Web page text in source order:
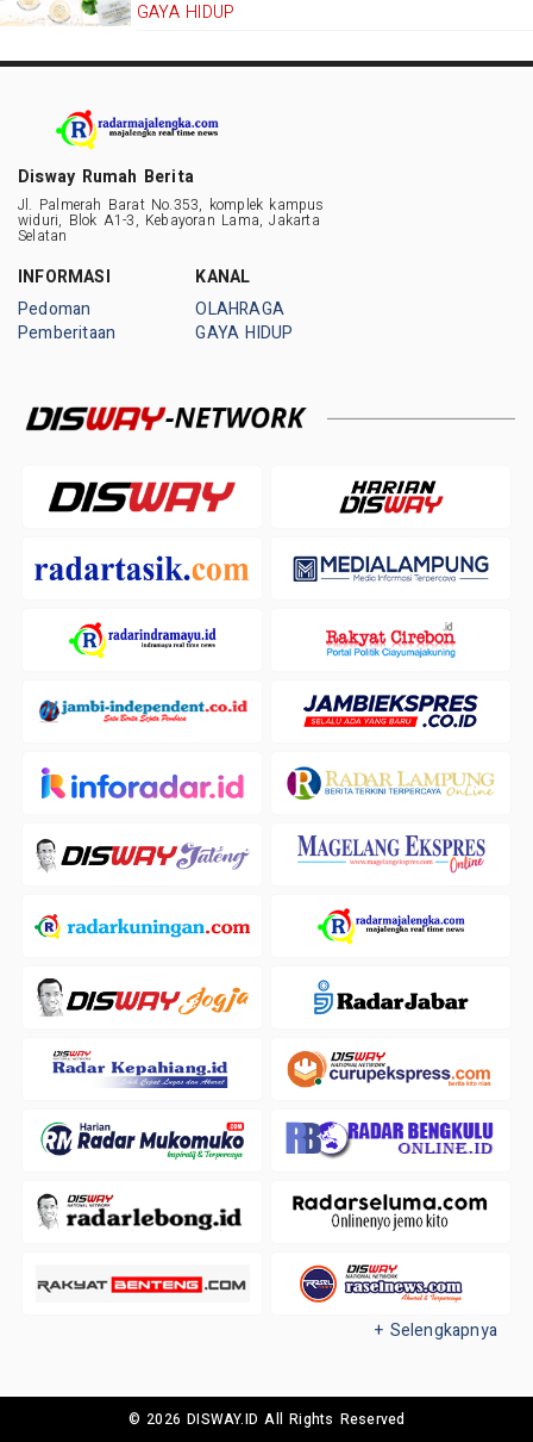
GAYA HIDUP
Disway Rumah Berita
Jl. Palmerah Barat No.353, komplek kampus
widuri, Blok A1-3, Kebayoran Lama, Jakarta
Selatan
INFORMASI
Pedoman
Pemberitaan
KANAL
OLAHRAGA
GAYA HIDUP
+ Selengkapnya
© 2026 DISWAY.ID All Rights Reserved